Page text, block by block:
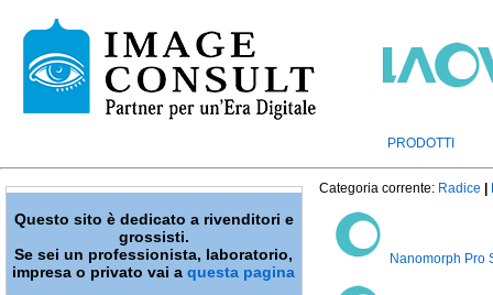
PRODOTTI
Questo sito è dedicato a rivenditori e
grossisti.
Se sei un professionista, laboratorio,
impresa o privato vai aquesta pagina
Categoria corrente: Radice
Nanomorph Pro